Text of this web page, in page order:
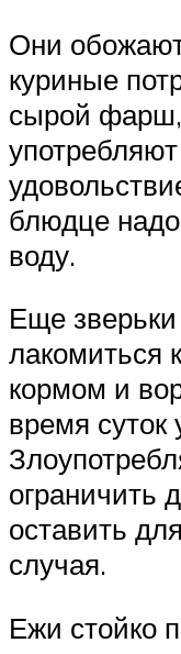
Они
куриные
сырой фарш,
блюдце
воду.
Еще
лакомиться
кормом и
время
ограничить
оставить
случая.
Ежи стойко